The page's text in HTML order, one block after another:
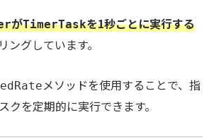
がTimerTaskを1秒ごとに実行する
ングしています。
メソッドを使用することで、指
クを定期的に実行できます。